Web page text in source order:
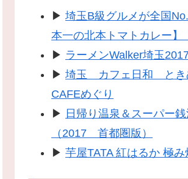
▶ 埼玉B級グルメが全国
本一の北本トマトカレー】
▶ ラーメンWalker埼玉
▶ 埼玉 カフェ日和 とき
CAFEめぐり
▶ 日帰り温泉＆スーパー
（2017 首都圏版）
▶ 芋屋TATA 紅はるか 極